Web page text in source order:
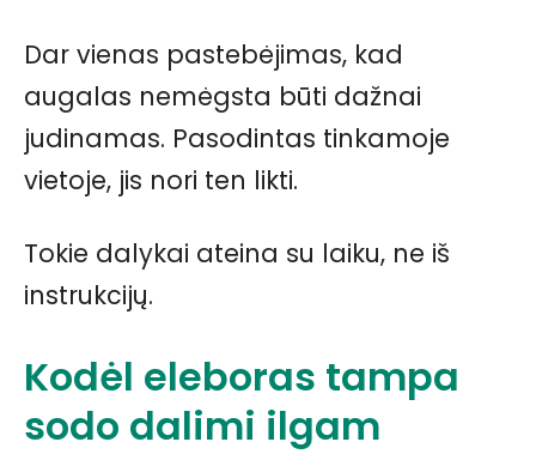
Dar vienas pastebėjimas, kad
augalas nemėgsta būti dažnai
judinamas. Pasodintas tinkamoje
vietoje, jis nori ten likti.
Tokie dalykai ateina su laiku, ne iš
instrukcijų.
Kodėl eleboras tampa
sodo dalimi ilgam